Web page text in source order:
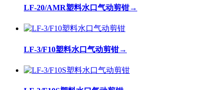
LF-20/AMR塑料水口气动剪钳→
LF-3/F10塑料水口气动剪钳→